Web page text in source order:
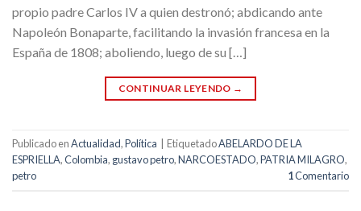
propio padre Carlos IV a quien destronó; abdicando ante
Napoleón Bonaparte, facilitando la invasión francesa en la
España de 1808; aboliendo, luego de su […]
CONTINUAR LEYENDO →
Publicado enActualidad,Política EtiquetadoABELARDO DE LA
ESPRIELLA,Colombia, gustavo petro,NARCOESTADO,PATRIA MILAGRO,
petro
1Comentario